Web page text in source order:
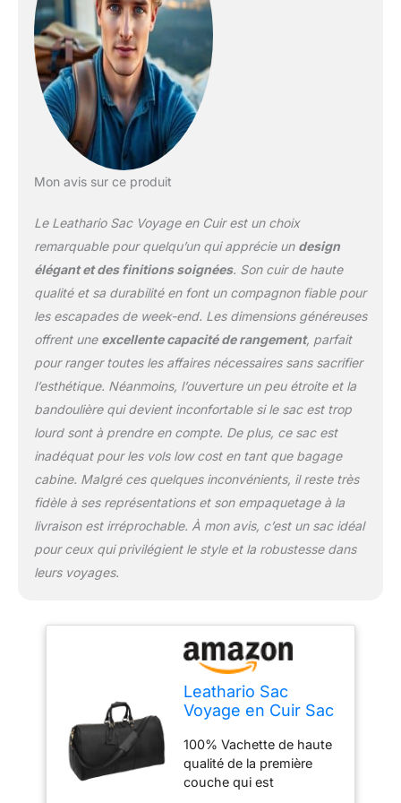
inférieure après une
coupe transversale avec
revêtement en matériau
synthétique. Il n'y a
aucune différence visible
pour les 2 types de
cowhides, mais la
Réglable et amovible
portable et assumer plus
de commodité. Doublure
en toile de haute qualité.
Robuste et résistant à
l'abrasion en bas
goujons pour la
protection du bas. Bien
choisi matériel de haute
qualité, contracté et de
haute qualité sans rouille
ou la décoloration, et
plus récent avec le
temps. Couleur simple et
pure, cattlehide de haute
qualité, souplesse au
toucher et claire et une
texture fine. Design
fabrication.
Mon avis sur ce produit
Le Leathario Sac Voyage en Cuir est un choix
remarquable pour quelqu’un qui apprécie un design
élégant et des finitions soignées. Son cuir de haute
qualité et sa durabilité en font un compagnon fiable pour
les escapades de week-end. Les dimensions généreuses
offrent une excellente capacité de rangement, parfait
pour ranger toutes les affaires nécessaires sans sacrifier
l’esthétique. Néanmoins, l’ouverture un peu étroite et la
bandoulière qui devient inconfortable si le sac est trop
lourd sont à prendre en compte. De plus, ce sac est
inadéquat pour les vols low cost en tant que bagage
cabine. Malgré ces quelques inconvénients, il reste très
fidèle à ses représentations et son empaquetage à la
livraison est irréprochable. À mon avis, c’est un sac idéal
pour ceux qui privilégient le style et la robustesse dans
leurs voyages.
Leathario Sac
Voyage en Cuir Sac
Homme à Main et à
l'épaule Besace
Week-End Bagages
100% Vachette de haute
qualité de la première
couche qui est